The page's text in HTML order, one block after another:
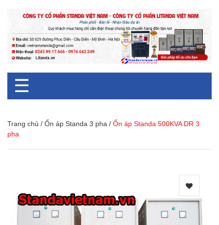
☰
Trang chủ / Ổn áp Standa 3 pha / Ổn áp Standa 500KVA DR 3
pha